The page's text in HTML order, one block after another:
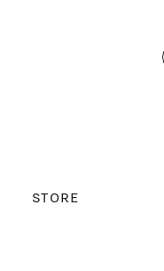
STORE